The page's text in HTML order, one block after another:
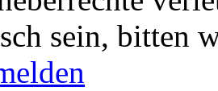
sein, bitten